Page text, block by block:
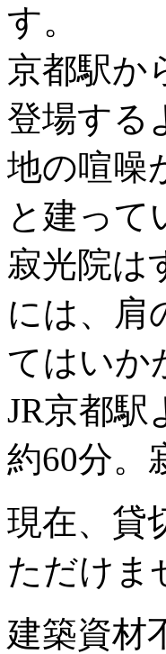
す。
京都駅か
登場する
地の喧噪
と建って
寂光院は
には、肩
てはいか
JR京都駅
約60分。
現在、貸
ただけま
建築資材